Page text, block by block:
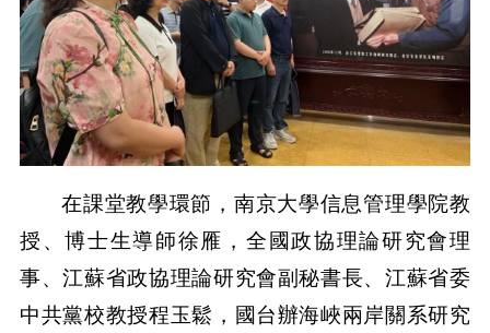
在課堂教學環節，南京大學信息管理學院教
授、博士生導師徐雁，全國政協理論研究會理
事、江蘇省政協理論研究會副秘書長、江蘇省委
中共黨校教授程玉鬆，國台辦海峽兩岸關系研究